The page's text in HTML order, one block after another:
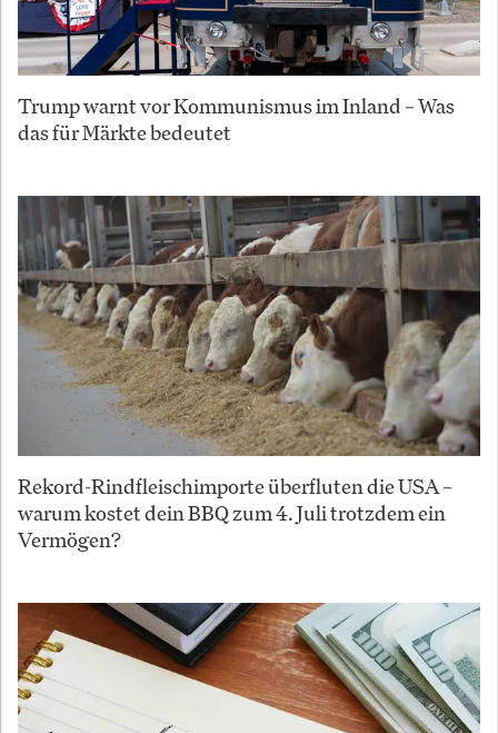
Trump warnt vor Kommunismus im Inland – Was
das für Märkte bedeutet
Rekord-Rindfleischimporte überfluten die USA –
warum kostet dein BBQ zum 4. Juli trotzdem ein
Vermögen?